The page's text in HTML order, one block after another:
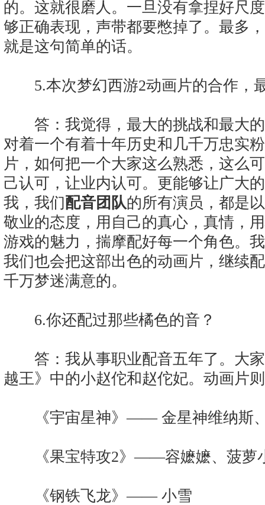
的。这就很磨人。一旦没有拿捏好尺
够正确表现，声带都要憋掉了。最多
就是这句简单的话。
5.本次梦幻西游2动画片的合作，
答：我觉得，最大的挑战和最大的
对着一个有着十年历史和几千万忠实
片，如何把一个大家这么熟悉，这么
己认可，让业内认可。更能够让广大
我，我们配音团队的所有演员，都是
敬业的态度，用自己的真心，真情，
游戏的魅力，揣摩配好每一个角色。
我们也会把这部出色的动画片，继续
千万梦迷满意的。
6.你还配过那些橘色的音？
答：我从事职业配音五年了。大家
越王》中的小赵佗和赵佗妃。动画片
《宇宙星神》—— 金星神维纳斯
《果宝特攻2》——容嬷嬷、菠萝
《钢铁飞龙》—— 小雪